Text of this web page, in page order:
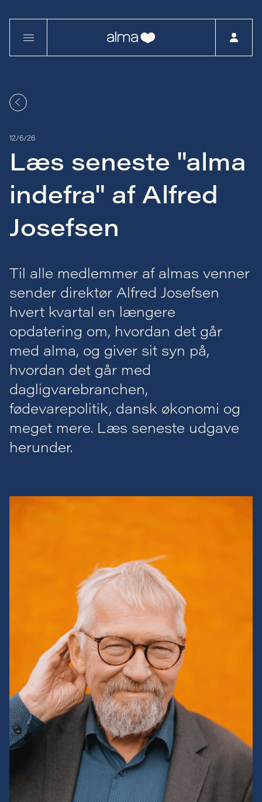
12/6/26
Læs seneste "alma
indefra" af Alfred
Josefsen
Til alle medlemmer af almas venner
sender direktør Alfred Josefsen
hvert kvartal en længere
opdatering om, hvordan det går
med alma, og giver sit syn på,
hvordan det går med
dagligvarebranchen,
fødevarepolitik, dansk økonomi og
meget mere. Læs seneste udgave
herunder.